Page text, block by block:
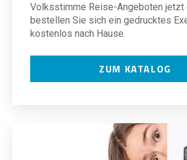
Volksstimme Reise-Angeboten jetzt
bestellen Sie sich ein gedrucktes
kostenlos nach Hause.
ZUM KATALOG